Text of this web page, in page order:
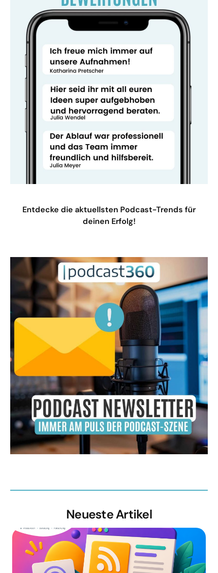
Entdecke die aktuellsten Podcast-Trends für
deinen Erfolg!
Neueste Artikel